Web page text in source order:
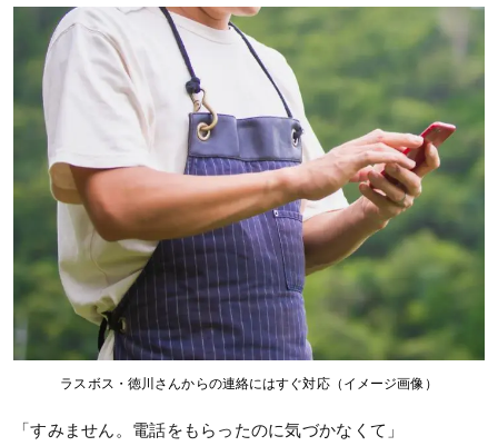
ラスボス・徳川さんからの連絡にはすぐ対応（イメージ画像）
「すみません。電話をもらったのに気づかなくて」